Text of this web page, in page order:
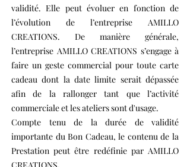
validité. Elle peut évoluer en fonction de
l’évolution de l’entreprise AMILLO
CREATIONS. De manière générale,
l’entreprise AMILLO CREATIONS s’engage à
faire un geste commercial pour toute carte
cadeau dont la date limite serait dépassée
afin de la rallonger tant que l’activité
commerciale et les ateliers sont d'usage.
Compte tenu de la durée de validité
importante du Bon Cadeau, le contenu de la
Prestation peut être redéfinie par AMILLO
CREATIONS.